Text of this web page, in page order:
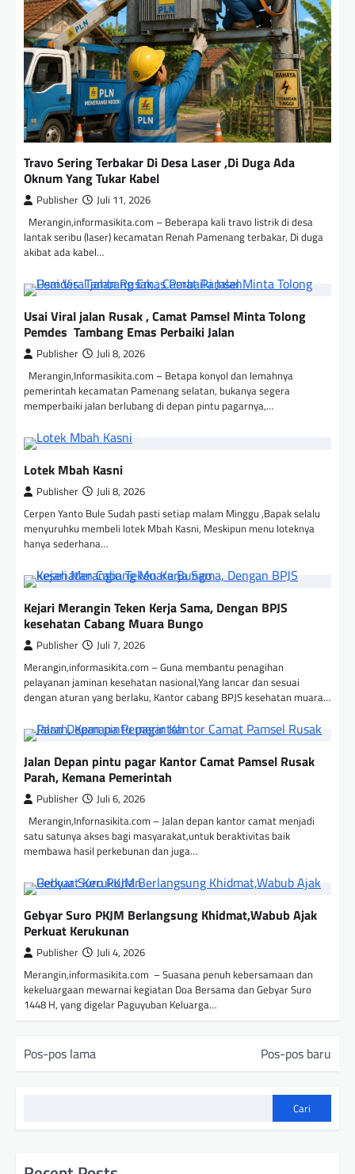
Travo Sering Terbakar Di Desa Laser ,Di Duga Ada
Oknum Yang Tukar Kabel
Publisher Juli 11, 2026
Merangin,informasikita.com – Beberapa kali travo listrik di desa
lantak seribu (laser) kecamatan Renah Pamenang terbakar, Di duga
akibat ada kabel…
Usai Viral jalan Rusak , Camat Pamsel Minta Tolong
Pemdes Tambang Emas Perbaiki Jalan
Publisher Juli 8, 2026
Merangin,Informasikita.com – Betapa konyol dan lemahnya
pemerintah kecamatan Pamenang selatan, bukanya segera
memperbaiki jalan berlubang di depan pintu pagarnya,…
Lotek Mbah Kasni
Publisher Juli 8, 2026
Cerpen Yanto Bule Sudah pasti setiap malam Minggu ,Bapak selalu
menyuruhku membeli lotek Mbah Kasni, Meskipun menu loteknya
hanya sederhana…
Kejari Merangin Teken Kerja Sama, Dengan BPJS
kesehatan Cabang Muara Bungo
Publisher Juli 7, 2026
Merangin,informasikita.com – Guna membantu penagihan
pelayanan jaminan kesehatan nasional,Yang lancar dan sesuai
dengan aturan yang berlaku, Kantor cabang BPJS kesehatan muara…
Jalan Depan pintu pagar Kantor Camat Pamsel Rusak
Parah, Kemana Pemerintah
Publisher Juli 6, 2026
Merangin,Infornasikita.com – Jalan depan kantor camat menjadi
satu satunya akses bagi masyarakat,untuk beraktivitas baik
membawa hasil perkebunan dan juga…
Gebyar Suro PKJM Berlangsung Khidmat,Wabub Ajak
Perkuat Kerukunan
Publisher Juli 4, 2026
Merangin,informasikita.com – Suasana penuh kebersamaan dan
kekeluargaan mewarnai kegiatan Doa Bersama dan Gebyar Suro
1448 H, yang digelar Paguyuban Keluarga…
N
a
Pos-pos lama Pos-pos baru
Cari